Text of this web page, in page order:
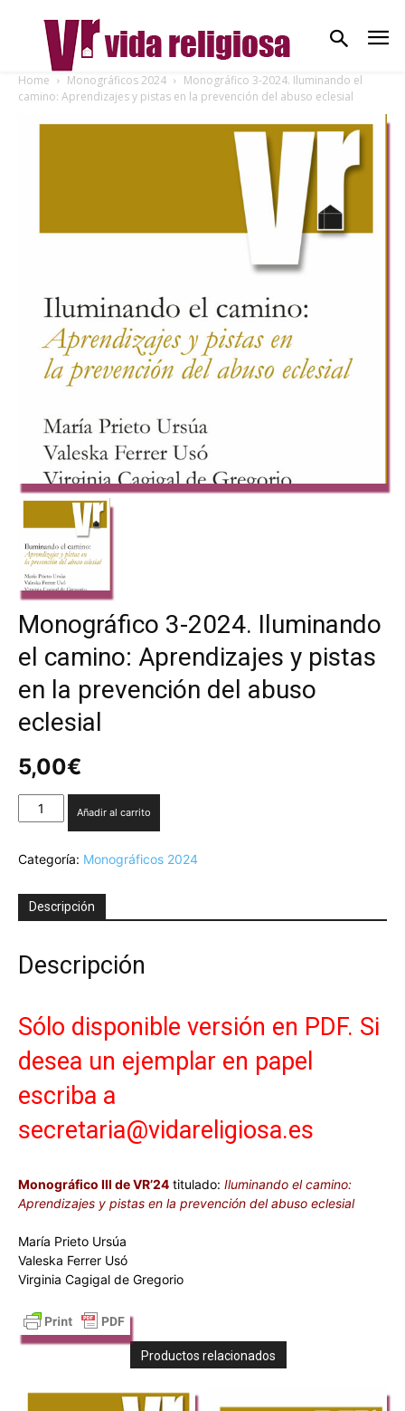
Home Monográficos 2024
Monográfico 3-2024. Iluminando el
camino: Aprendizajes y pistas en la prevención del abuso eclesial
Monográfico 3-2024. Iluminando
el camino: Aprendizajes y pistas
en la prevención del abuso
eclesial
5,00€
Monográfico
3-
Iluminando
camino:
Aprendizajes
pistas
en
del
abuso
eclesial
cantidad
Añadir al carrito
Categoría: Monográficos 2024
Descripción
Descripción
Sólo disponible versión en PDF. Si
desea un ejemplar en papel
escriba a
secretaria@vidareligiosa.es
Monográfico III de VR’24 titulado: Iluminando el camino:
Aprendizajes y pistas en la prevención del abuso eclesial
María Prieto Ursúa
Valeska Ferrer Usó
Virginia Cagigal de Gregorio
Productos relacionados